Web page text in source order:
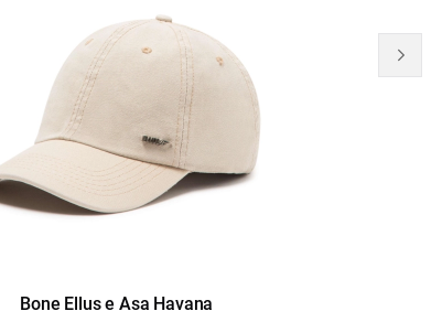
Bone Ellus e Asa Havana